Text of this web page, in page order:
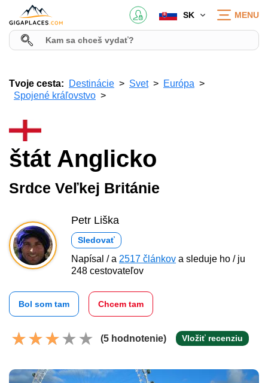
SK MENU
Tvoje cesta: Destinácie Svet
Európa
Spojené kráľovstvo
štát Anglicko
Srdce Veľkej Británie
Petr Liška
Sledovať
Napísal / a 2517 článkov a sleduje ho / ju
248 cestovateľov
Bol som tam Chcem tam
(5 hodnotenie) Vložiť recenziu